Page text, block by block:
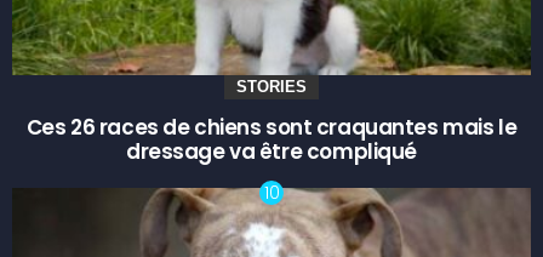
STORIES
Ces 26 races de chiens sont craquantes mais le
dressage va être compliqué